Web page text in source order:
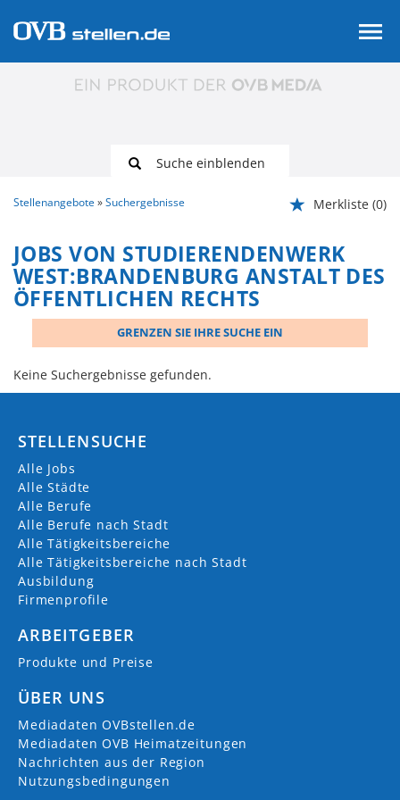
Suche einblenden
Stellenangebote Suchergebnisse Merkliste (0)
JOBS VON STUDIERENDENWERK
WEST:BRANDENBURG ANSTALT DES
ÖFFENTLICHEN RECHTS
GRENZEN SIE IHRE SUCHE EIN
Keine Suchergebnisse gefunden.
STELLENSUCHE
Alle Jobs
Alle Städte
Alle Berufe
Alle Berufe nach Stadt
Alle Tätigkeitsbereiche
Alle Tätigkeitsbereiche nach Stadt
Ausbildung
Firmenprofile
ARBEITGEBER
Produkte und Preise
ÜBER UNS
Mediadaten OVBstellen.de
Mediadaten OVB Heimatzeitungen
Nachrichten aus der Region
Nutzungsbedingungen